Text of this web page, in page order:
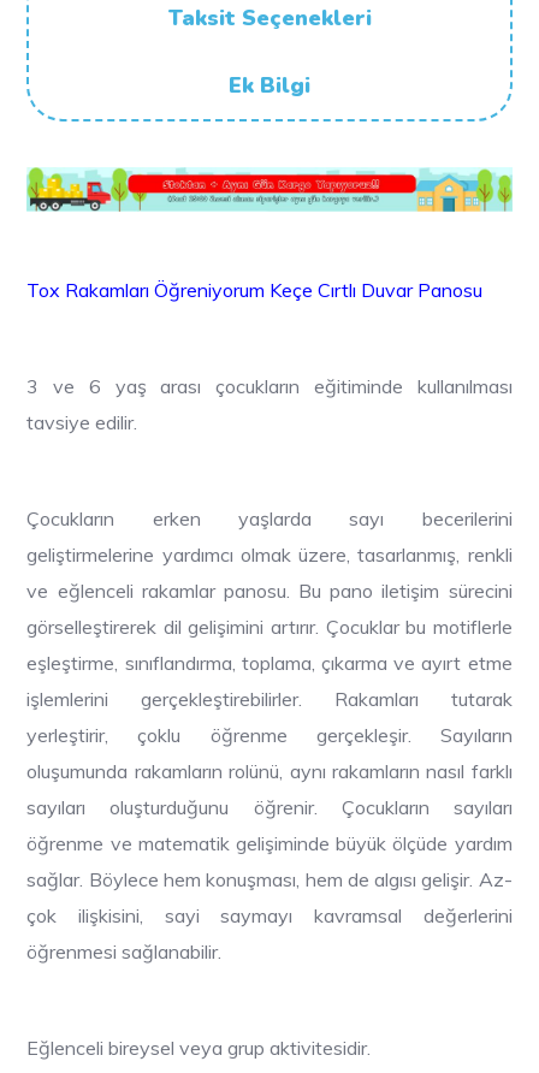
Taksit Seçenekleri
Ek Bilgi
Tox Rakamları Öğreniyorum Keçe Cırtlı Duvar Panosu
3 ve 6 yaş arası çocukların eğitiminde kullanılması
tavsiye edilir.
Çocukların erken yaşlarda sayı becerilerini
geliştirmelerine yardımcı olmak üzere, tasarlanmış, renkli
ve eğlenceli rakamlar panosu. Bu pano iletişim sürecini
görselleştirerek dil gelişimini artırır. Çocuklar bu motiflerle
eşleştirme, sınıflandırma, toplama, çıkarma ve ayırt etme
işlemlerini gerçekleştirebilirler. Rakamları tutarak
yerleştirir, çoklu öğrenme gerçekleşir. Sayıların
oluşumunda rakamların rolünü, aynı rakamların nasıl farklı
sayıları oluşturduğunu öğrenir. Çocukların sayıları
öğrenme ve matematik gelişiminde büyük ölçüde yardım
sağlar. Böylece hem konuşması, hem de algısı gelişir. Az-
çok ilişkisini, sayi saymayı kavramsal değerlerini
öğrenmesi sağlanabilir.
Eğlenceli bireysel veya grup aktivitesidir.